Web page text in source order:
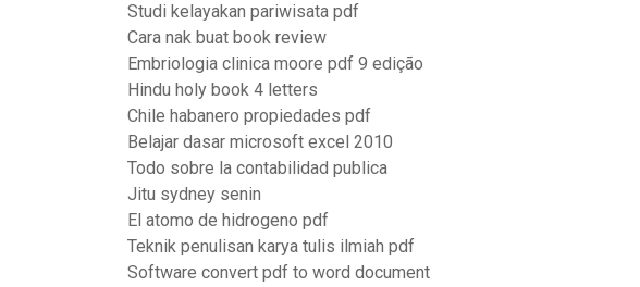
Studi kelayakan pariwisata pdf
Cara nak buat book review
Embriologia clinica moore pdf 9 edição
Hindu holy book 4 letters
Chile habanero propiedades pdf
Belajar dasar microsoft excel 2010
Todo sobre la contabilidad publica
Jitu sydney senin
El atomo de hidrogeno pdf
Teknik penulisan karya tulis ilmiah pdf
Software convert pdf to word document